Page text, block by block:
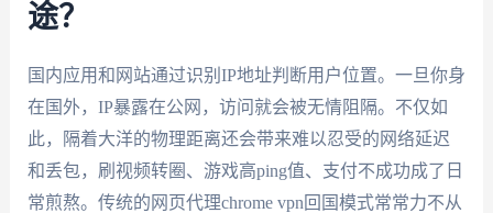
途？
国内应用和网站通过识别IP地址判断用户位置。一旦你身
在国外，IP暴露在公网，访问就会被无情阻隔。不仅如
此，隔着大洋的物理距离还会带来难以忍受的网络延迟
和丢包，刷视频转圈、游戏高ping值、支付不成功成了日
常煎熬。传统的网页代理chrome vpn回国模式常常力不从